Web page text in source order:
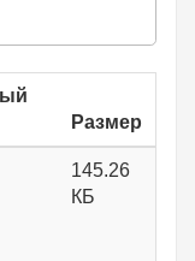
Размер
145.26
КБ